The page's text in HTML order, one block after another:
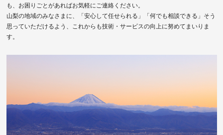
も、お困りごとがあればお気軽にご連絡ください。
山梨の地域のみなさまに、「安心して任せられる」「何でも相談できる」そう
思っていただけるよう、これからも技術・サービスの向上に努めてまいりま
す。